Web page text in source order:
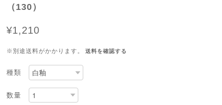
（130）
¥1,210
※別途送料がかかります。 送料を確認する
種類
数量